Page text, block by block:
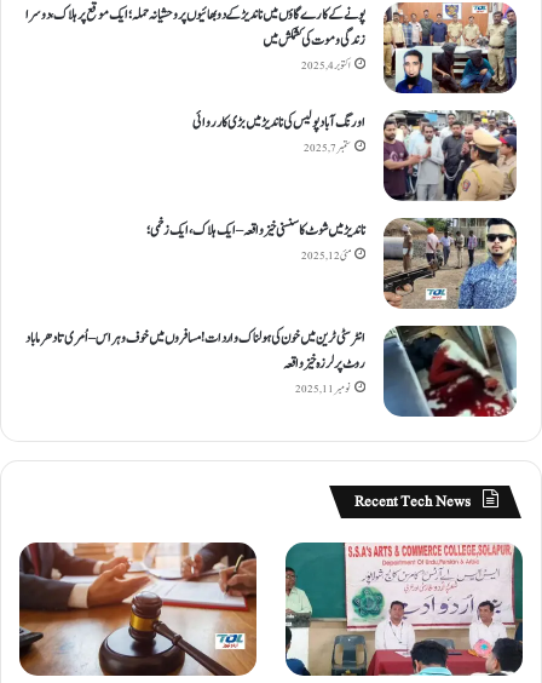
پونے کے کارےگاؤں میں ناندیڑ کے دو بھائیوں پر وحشیانہ حملہ؛ ایک موقع پر ہلاک، دوسرا
زندگی و موت کی کشمکش میں
اکتوبر 4, 2025
اورنگ آباد پولیس کی ناندیڑ میں بڑی کارروائی
ستمبر 7, 2025
ناندیڑ میں شوٹ کا سنسنی خیز واقعہ – ایک ہلاک، ایک زخمی؛
مئی 12, 2025
انٹر سٹی ٹرین میں خون کی ہولناک واردات! مسافروں میں خوف و ہراس – اُمری تا دھرما باد
روٹ پر لرزہ خیز واقعہ
نومبر 11, 2025
Recent Tech News